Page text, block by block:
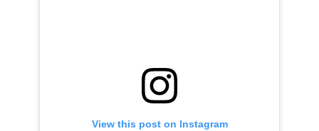
View this post on Instagram